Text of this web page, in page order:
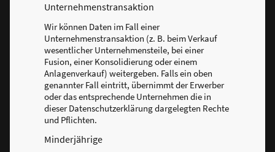
Unternehmenstransaktion
Wir können Daten im Fall einer
Unternehmenstransaktion (z. B. beim Verkauf
wesentlicher Unternehmensteile, bei einer
Fusion, einer Konsolidierung oder einem
Anlagenverkauf) weitergeben. Falls ein oben
genannter Fall eintritt, übernimmt der Erwerber
oder das entsprechende Unternehmen die in
dieser Datenschutzerklärung dargelegten Rechte
und Pflichten.
Minderjährige